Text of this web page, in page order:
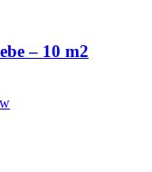
– 10 m2